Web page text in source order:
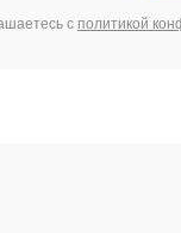
с политикой